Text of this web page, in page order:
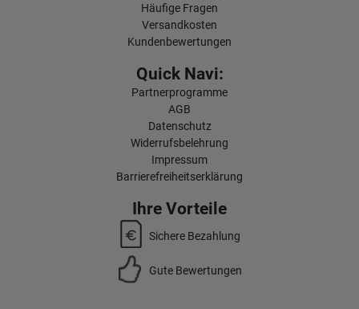
Häufige Fragen
Versandkosten
Kundenbewertungen
Quick Navi:
Partnerprogramme
AGB
Datenschutz
Widerrufsbelehrung
Impressum
Barrierefreiheitserklärung
Ihre Vorteile
Sichere Bezahlung
Gute Bewertungen